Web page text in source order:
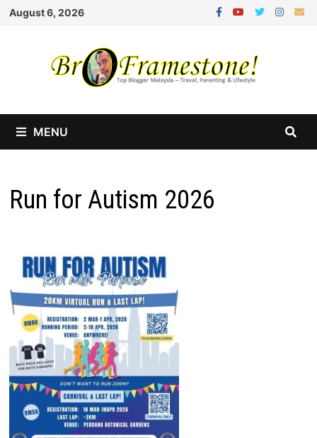
Skip
August 6, 2026
MENU
Run for Autism 2026